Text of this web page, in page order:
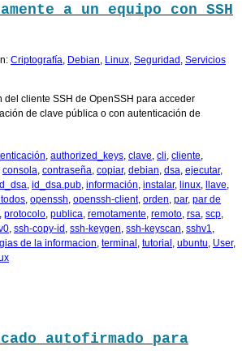
a un equipo con SSH
Criptografía Debian Linux Seguridad Servicios
del cliente SSH de OpenSSH para acceder
de clave pública o con autenticación de
authorized_keys clave cli cliente
consola contraseña copiar, debian dsa ejecutar,
id_dsa.pub información instalar, linux llave
openssh openssh-client, orden par, par de
protocolo publica remotamente remoto rsa scp
ssh-copy-id ssh-keygen ssh-keyscan sshv1
de la informacion terminal tutorial ubuntu User,
autofirmado para